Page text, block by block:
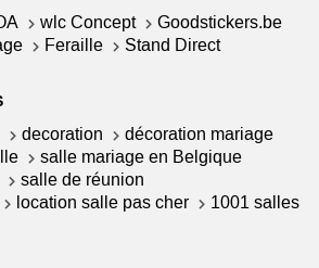
wlc Concept
Goodstickers.be
Feraille
Stand Direct
decoration
décoration mariage
salle mariage en Belgique
salle de réunion
location salle pas cher
1001 salles